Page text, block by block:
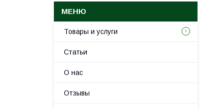
Товары и услуги
Статьи
О нас
Отзывы